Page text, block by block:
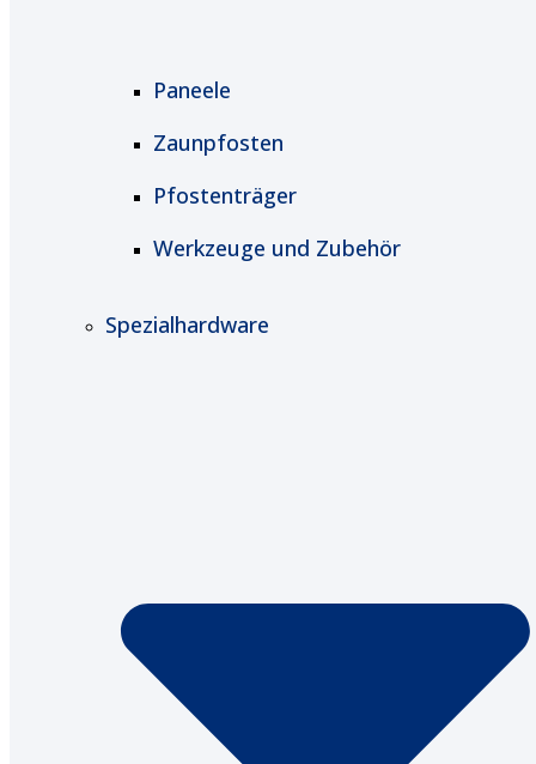
Paneele
Zaunpfosten
Pfostenträger
Werkzeuge und Zubehör
Spezialhardware